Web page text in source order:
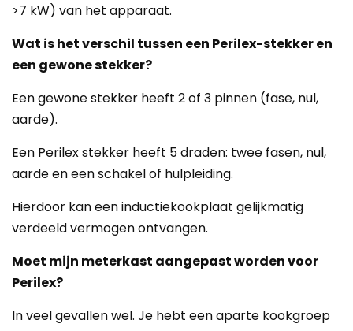
>7 kW) van het apparaat.
Wat is het verschil tussen een Perilex-stekker en
een gewone stekker?
Een gewone stekker heeft 2 of 3 pinnen (fase, nul,
aarde).
Een Perilex stekker heeft 5 draden: twee fasen, nul,
aarde en een schakel of hulpleiding.
Hierdoor kan een inductiekookplaat gelijkmatig
verdeeld vermogen ontvangen.
Moet mijn meterkast aangepast worden voor
Perilex?
In veel gevallen wel. Je hebt een aparte kookgroep